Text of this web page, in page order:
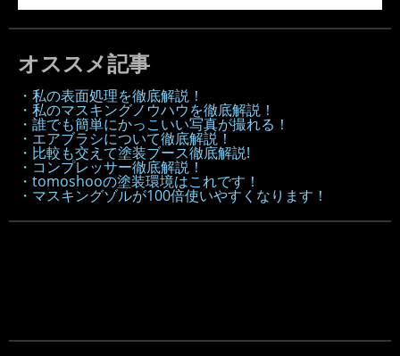
オススメ記事
・私の表面処理を徹底解説！
・私のマスキングノウハウを徹底解説！
・誰でも簡単にかっこいい写真が撮れる！
・エアブラシについて徹底解説！
・比較も交えて塗装ブース徹底解説!
・コンプレッサー徹底解説！
・tomoshooの塗装環境はこれです！
・マスキングゾルが100倍使いやすくなります！